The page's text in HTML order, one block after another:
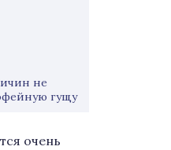
не
гущу
очень